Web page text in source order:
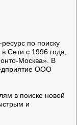
по поиску
Сети с 1996 года,
Москва». В
ООО
в поиске новой
и